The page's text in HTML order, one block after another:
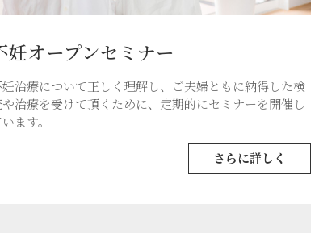
妊オープンセミナー
妊治療について正しく理解し、ご夫婦ともに納得した検
や治療を受けて頂くために、定期的にセミナーを開催し
ます。
さらに詳しく